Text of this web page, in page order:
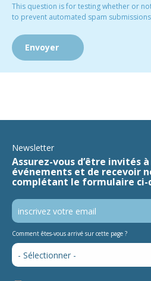
This question is for testing whether or
to prevent automated spam
Newsletter
Assurez-vous d’être invités
événements et de recevoir
complétant le formulaire ci-
Comment êtes-vous arrivé sur cette page ?